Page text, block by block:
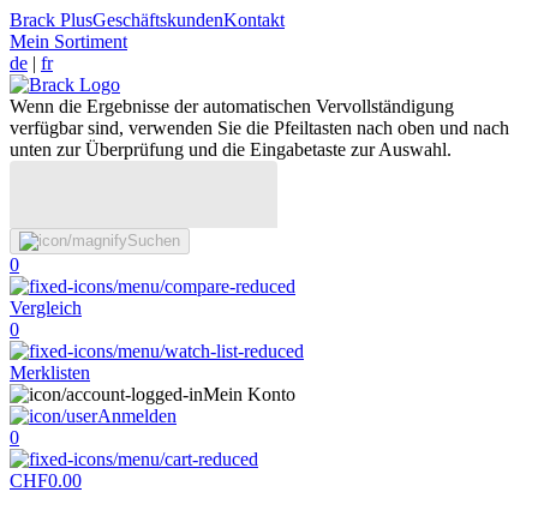
Brack PlusGeschäftskundenKontakt
Mein Sortiment
de | fr
Wenn die Ergebnisse der automatischen Vervollständigung
verfügbar sind, verwenden Sie die Pfeiltasten nach oben und nach
unten zur Überprüfung und die Eingabetaste zur Auswahl.
Suchen
0
Vergleich
0
Merklisten
Mein Konto
Anmelden
0
CHF0.00